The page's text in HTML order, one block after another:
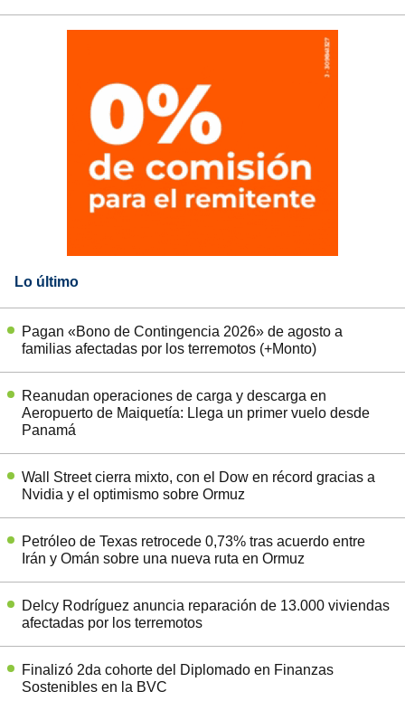
Lo último
Pagan «Bono de Contingencia 2026» de agosto a
familias afectadas por los terremotos (+Monto)
Reanudan operaciones de carga y descarga en
Aeropuerto de Maiquetía: Llega un primer vuelo desde
Panamá
Wall Street cierra mixto, con el Dow en récord gracias a
Nvidia y el optimismo sobre Ormuz
Petróleo de Texas retrocede 0,73% tras acuerdo entre
Irán y Omán sobre una nueva ruta en Ormuz
Delcy Rodríguez anuncia reparación de 13.000 viviendas
afectadas por los terremotos
Finalizó 2da cohorte del Diplomado en Finanzas
Sostenibles en la BVC